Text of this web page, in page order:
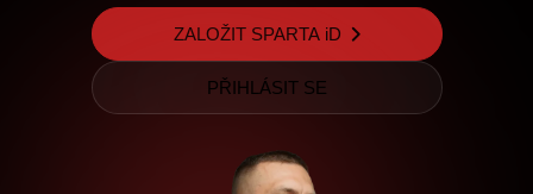
ZALOŽIT SPARTA iD
PŘIHLÁSIT SE